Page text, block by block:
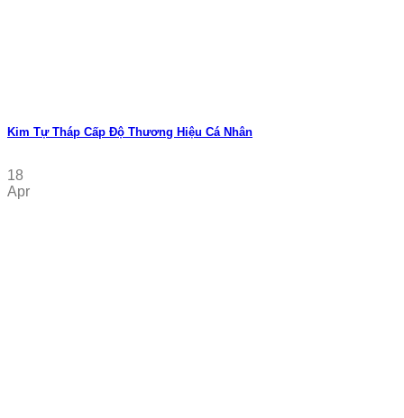
Kim Tự Tháp Cấp Độ Thương Hiệu Cá Nhân
18
Apr